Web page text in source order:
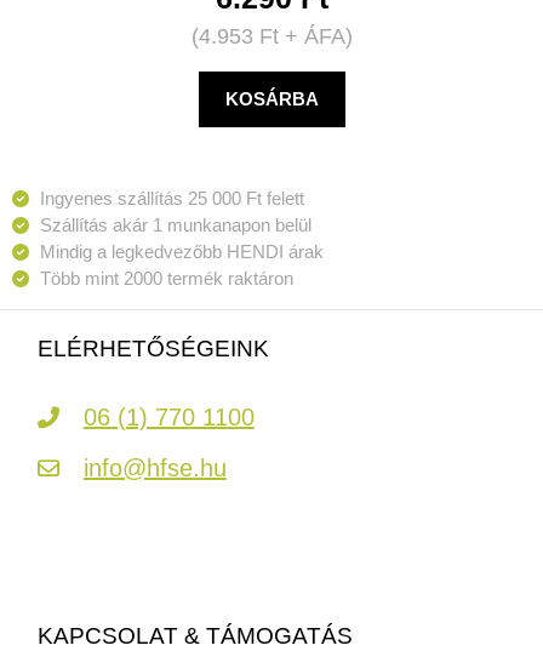
(4.953 Ft+ ÁFA)
KOSÁRBA
Ingyenes szállítás 25 000 Ft felett
Szállítás akár 1 munkanapon belül
Mindig a legkedvezőbb HENDI árak
Több mint 2000 termék raktáron
ELÉRHETŐSÉGEINK
06 (1) 770 1100
info@hfse.hu
KAPCSOLAT & TÁMOGATÁS